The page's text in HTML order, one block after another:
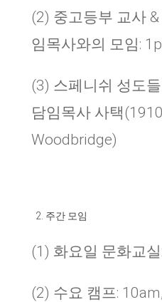
(2) 중고등부 교사
임목사와의 모임:
(3) 스페니쉬 성도
담임목사 사택
Woodbridge)
주간 모임
(1) 화요일 문화교
(2) 수요 캠프: